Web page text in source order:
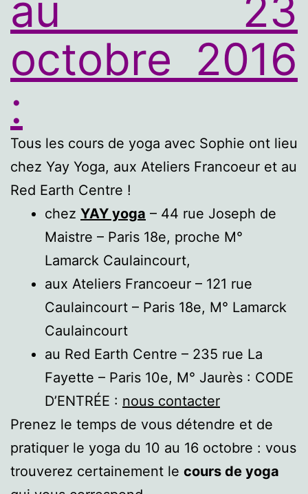
au 23
octobre 2016
:
Tous les cours de yoga avec Sophie ont lieu
chez Yay Yoga, aux Ateliers Francoeur et au
Red Earth Centre !
chez YAY yoga – 44 rue Joseph de
Maistre – Paris 18e, proche M°
Lamarck Caulaincourt,
aux Ateliers Francoeur – 121 rue
Caulaincourt – Paris 18e, M° Lamarck
Caulaincourt
au Red Earth Centre – 235 rue La
Fayette – Paris 10e, M° Jaurès : CODE
D’ENTRÉE : nous contacter
Prenez le temps de vous détendre et de
pratiquer le yoga du 10 au 16 octobre : vous
trouverez certainement le cours de yoga